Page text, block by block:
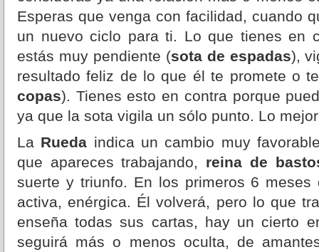
Esperas que venga con facilidad, cuando
un nuevo ciclo para ti. Lo que tienes en
estás muy pendiente (sota de espadas),
resultado feliz de lo que él te promete o
copas). Tienes esto en contra porque
ya que la sota vigila un sólo punto. Lo
La Rueda indica un cambio muy
que apareces trabajando,
reina de
suerte y triunfo. En los primeros 6
activa, enérgica. Él volverá, pero lo que
enseña todas sus cartas, hay un cierto
seguirá más o menos oculta, de